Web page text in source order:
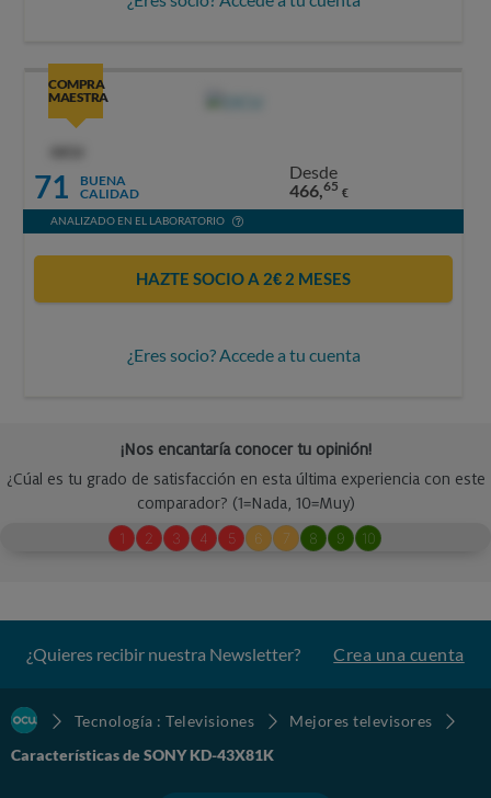
COMPRA
MAESTRA
71
BUENA
CALIDAD
Desde
466,65 €
ANALIZADO EN EL LABORATORIO
HAZTE SOCIO A 2€ 2 MESES
¿Eres socio? Accede a tu cuenta
¿Quieres recibir nuestra Newsletter? Crea una cuenta
Tecnología : Televisiones
Mejores televisores
Características de SONY KD-43X81K